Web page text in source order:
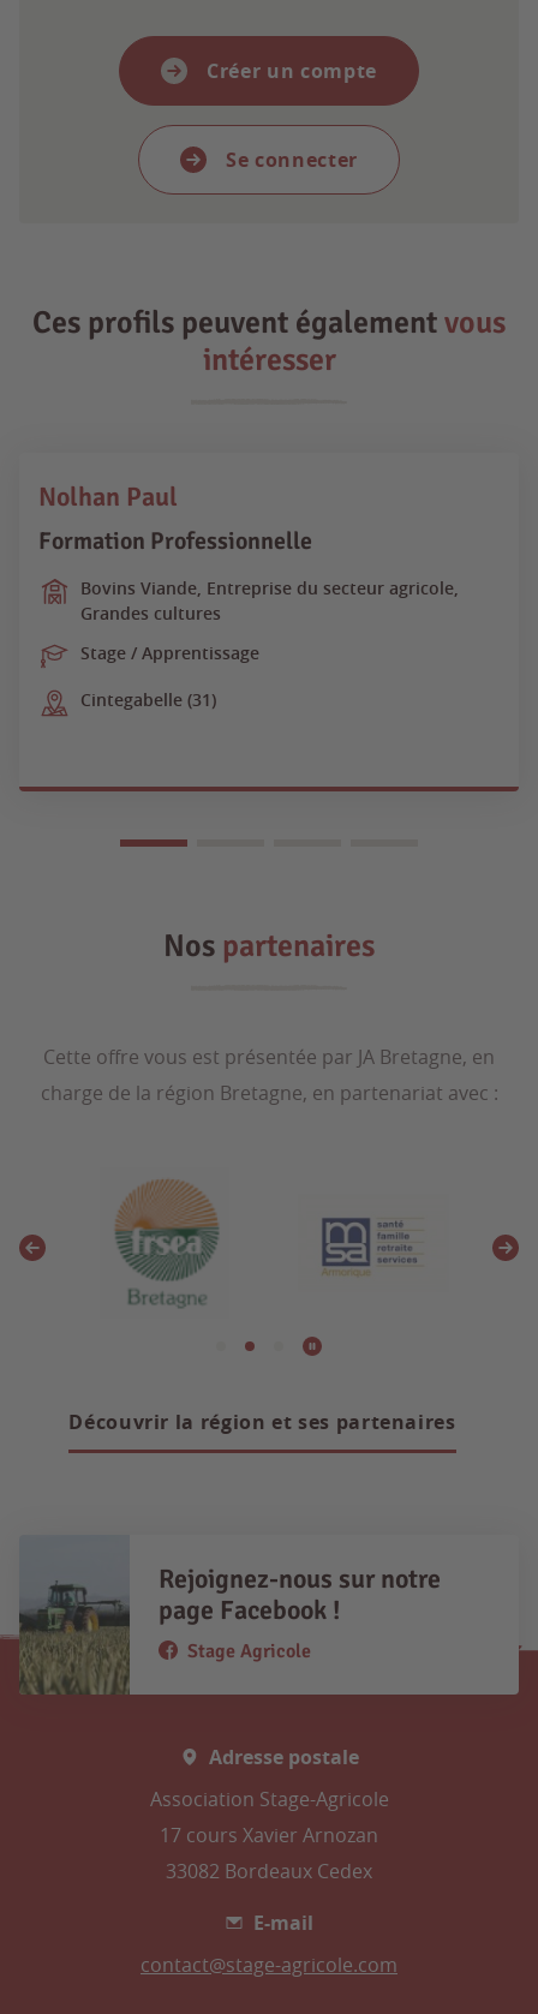
Créer un compte
Se connecter
Ces profils peuvent égalementvous
intéresser
Nolhan Paul
Formation Professionnelle
Bovins Viande, Entreprise du secteur agricole,
Grandes cultures
Stage / Apprentissage
Cintegabelle (31)
Nos partenaires
Cette offre vous est présentée par JA Bretagne, en
charge de la région Bretagne, en partenariat avec :
Découvrir la région et ses partenaires
Rejoignez-nous sur notre
page Facebook !
Stage Agricole
Adresse postale
Association Stage-Agricole
17 cours Xavier Arnozan
33082 Bordeaux Cedex
E-mail
contact@stage-agricole.com